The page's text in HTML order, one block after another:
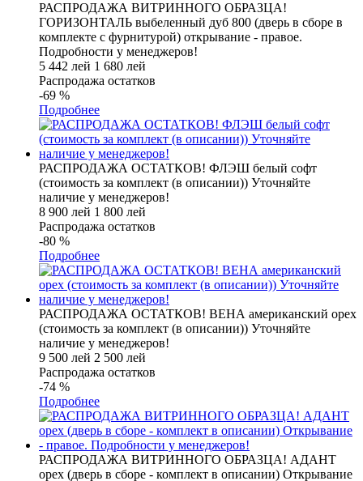
РАСПРОДАЖА ВИТРИННОГО ОБРАЗЦА!
ГОРИЗОНТАЛЬ выбеленный дуб 800 (дверь в сборе в
комплекте с фурнитурой) открывание - правое.
Подробности у менеджеров!
5 442 лей 1 680 лей
Распродажа остатков
-69 %
Подробнее
РАСПРОДАЖА ОСТАТКОВ! ФЛЭШ белый софт
(стоимость за комплект (в описании)) Уточняйте
наличие у менеджеров!
8 900 лей 1 800 лей
Распродажа остатков
-80 %
Подробнее
РАСПРОДАЖА ОСТАТКОВ! ВЕНА американский орех
(стоимость за комплект (в описании)) Уточняйте
наличие у менеджеров!
9 500 лей 2 500 лей
Распродажа остатков
-74 %
Подробнее
РАСПРОДАЖА ВИТРИННОГО ОБРАЗЦА! АДАНТ
орех (дверь в сборе - комплект в описании) Открывание